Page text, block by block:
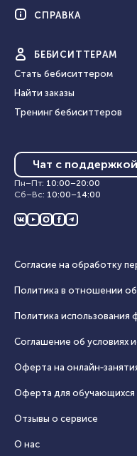
СПРАВКА
БЕБИ СИТТЕРАМ
Стать бебиситтером
Найти заказы
Тренинг бебиситтеров
Чат с поддержкой
Пн–Пт: 10:00–20:00
Сб–Вс: 10:00–14:00
Согласие на обработку
Политика в отношении
Политика использования
Соглашение об условиях
Оферта на
Оферта для
Отзывы о сервисе
О нас